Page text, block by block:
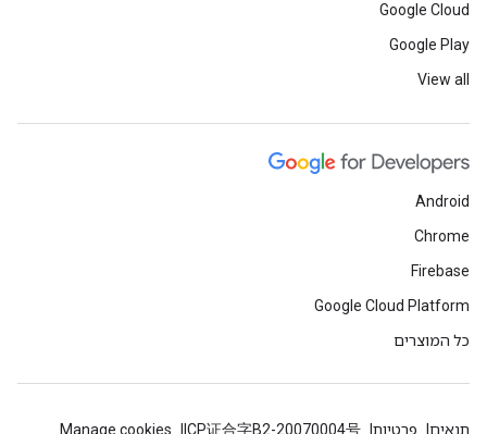
Google Cloud
Google Play
View all
Android
Chrome
Firebase
Google Cloud Platform
כל המוצרים
תנאים פרטיות ICP证合字B2-20070004号
Manage cookies